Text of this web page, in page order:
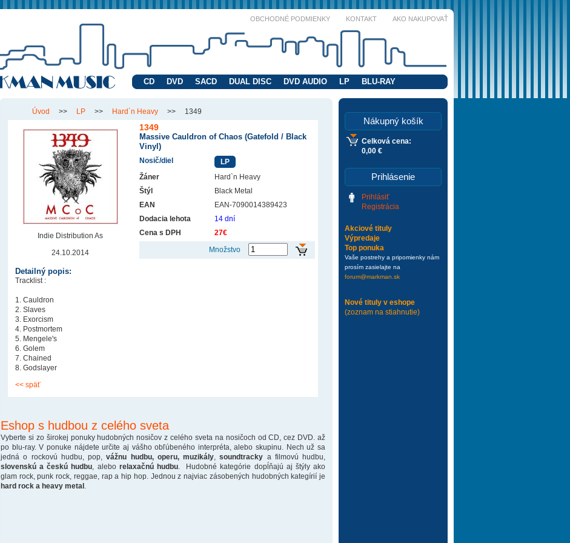
OBCHODNÉ PODMIENKY KONTAKT AKO NAKUPOVAŤ
CD DVD SACD DUAL DISC DVD AUDIO LP BLU-RAY
Úvod >> LP >> Hard´n Heavy >> 1349
Indie Distribution As
24.10.2014
1349
Massive Cauldron of Chaos (Gatefold / Black
Vinyl)
Nosič/diel
LP
Žáner
Hard`n Heavy
Štýl
Black Metal
EAN
EAN-7090014389423
Dodacia lehota
14 dní
Cena s DPH
27€
Množstvo
Detailný popis:
Tracklist :
1. Cauldron
2. Slaves
3. Exorcism
4. Postmortem
5. Mengele's
6. Golem
7. Chained
8. Godslayer
<< späť
Eshop s hudbou z celého sveta
Vyberte si zo širokej ponuky hudobných nosičov z celého sveta na nosičoch od CD, cez DVD. až
po blu-ray. V ponuke nájdete určite aj vášho obľúbeného interpréta, alebo skupinu. Nech už sa
jedná o rockovú hudbu, pop,vážnu hudbu, operu, muzikály ,soundtracky a filmovú hudbu,
slovenskú a českú hudbu , alebo relaxačnú hudbu. Hudobné kategórie dopĺňajú aj štýly ako
glam rock, punk rock, reggae, rap a hip hop. Jednou z najviac zásobených hudobných kategírií je
hard rock a heavy metal
Nákupný košík
Celková cena:
0,00 €
Prihlásenie
Prihlásiť
Registrácia
Akciové tituly
Výpredaje
Top ponuka
Vaše postrehy a pripomienky nám
prosím zasielajte na
forum@markman.sk
Nové tituly v eshope
(zoznam na stiahnutie)